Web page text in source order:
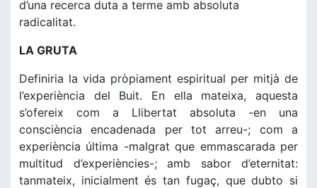
d’una recerca duta a terme amb absoluta
radicalitat.
LA GRUTA
Definiria la vida pròpiament espiritual per mitjà de
l’experiència del Buit. En ella mateixa, aquesta
s’ofereix com a Llibertat absoluta -en una
consciència encadenada per tot arreu-; com a
experiència última -malgrat que emmascarada per
multitud d’experiències-; amb sabor d’eternitat:
tanmateix, inicialment és tan fugaç, que dubto si